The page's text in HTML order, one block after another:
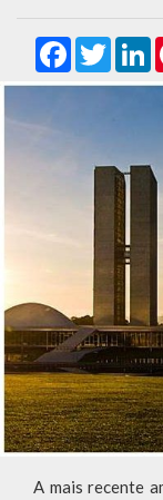
Facebook
A mais recente